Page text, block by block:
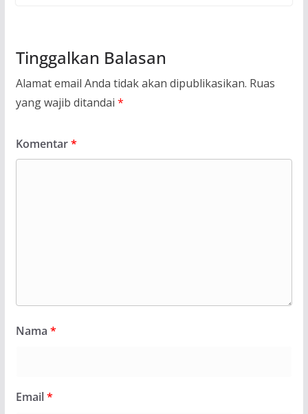
Tinggalkan Balasan
Alamat email Anda tidak akan dipublikasikan. Ruas
yang wajib ditandai *
Komentar*
Nama *
Email*